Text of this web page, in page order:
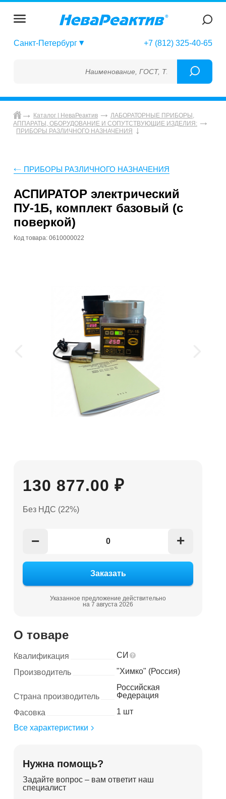
Санкт-Петербург +7 (812) 325-40-65
Наименование, ГОСТ, ТУ, ГСО, МСО, ОСО,
Каталог | НеваРеактив
ЛАБОРАТОРНЫЕ ПРИБОРЫ,
АППАРАТЫ, ОБОРУДОВАНИЕ И СОПУТСТВУЮЩИЕ ИЗДЕЛИЯ:
ПРИБОРЫ РАЗЛИЧНОГО НАЗНАЧЕНИЯ
ПРИБОРЫ РАЗЛИЧНОГО НАЗНАЧЕНИЯ
АСПИРАТОР электрический
ПУ-1Б, комплект базовый (с
поверкой)
Код товара: 0610000022
130 877.00 ₽
Без НДС (22%)
− +
Указанное предложение действительно
на 7 августа 2026
О товаре
Квалификация
СИ
Производитель
"Химко" (Россия)
Страна производитель
Российская
Федерация
Фасовка
1 шт
Все характеристики
Нужна помощь?
Задайте вопрос – вам ответит наш
специалист